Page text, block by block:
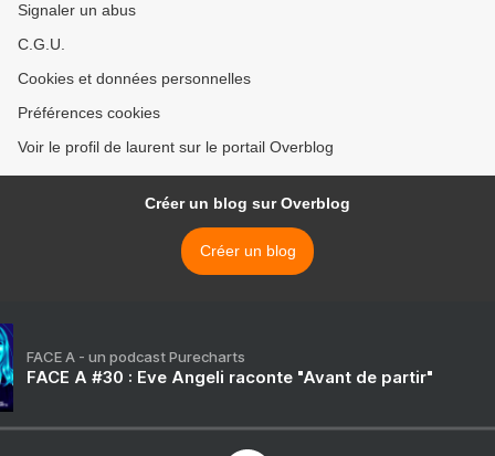
Signaler un abus
C.G.U.
Cookies et données personnelles
Préférences cookies
Voir le profil de laurent sur le portail Overblog
Créer un blog sur Overblog
Créer un blog
FACE A - un podcast Purecharts
FACE A #30 : Eve Angeli raconte "Avant de partir"